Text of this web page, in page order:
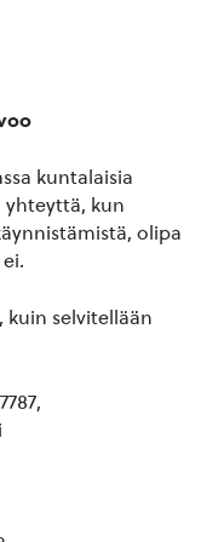
kuntalaisia
yhteyttä, kun
olipa
selvitellään